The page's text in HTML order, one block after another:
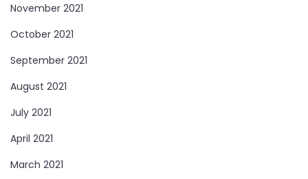
November 2021
October 2021
September 2021
August 2021
July 2021
April 2021
March 2021